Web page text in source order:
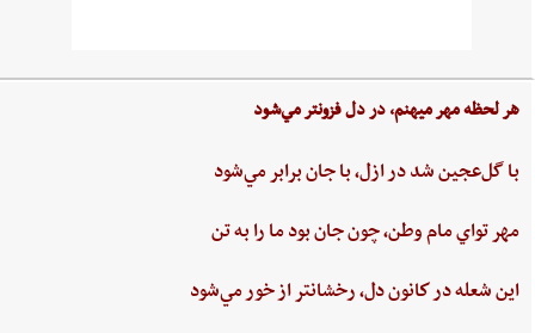
هر لحظه‌ مهر ميهنم،‌ در دل‌ فزونتر مي‌شود
با گل‌عجين‌ شد در ازل،‌ با جان‌ برابر مي‌شود
مهر تواي ‌مام ‌وطن،‌ چون‌ جان‌ بود ما را به‌ تن
اين ‌شعله ‌در كانون ‌دل، ‌رخشانتر از خور مي‌شود